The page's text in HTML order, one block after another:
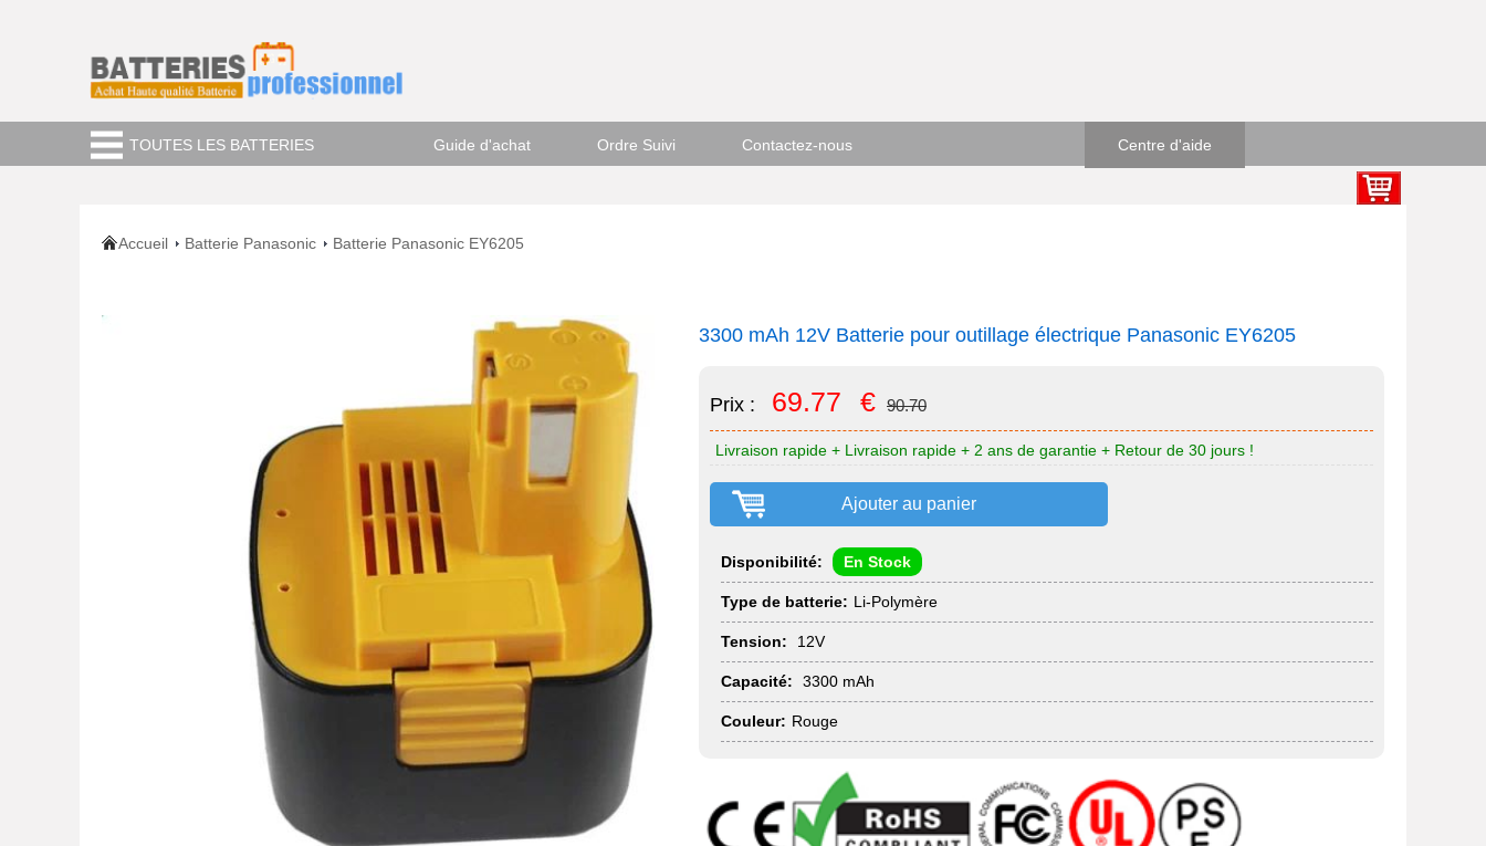
Accueil Batterie Panasonic Batterie Panasonic EY6205
3300 mAh 12V Batterie pour outillage électrique Panasonic EY6205
Prix : 69.77 € 90.70
Livraison rapide + Livraison rapide + 2 ans de garantie + Retour de 30 jours !
Ajouter au panier
Disponibilité: En Stock
Type de batterie: Li-Polymère
Tension: 12V
Capacité: 3300 mAh
Couleur: Rouge
TOUTES LES BATTERIES Guide d'achat Ordre Suivi Contactez-nous Centre d'aide